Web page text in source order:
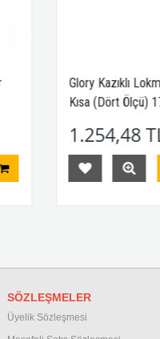
Glory Kazıklı
Kısa (Dört Ölçü)
1.254,48
SÖZLEŞMELER
Üyelik Sözleşmesi